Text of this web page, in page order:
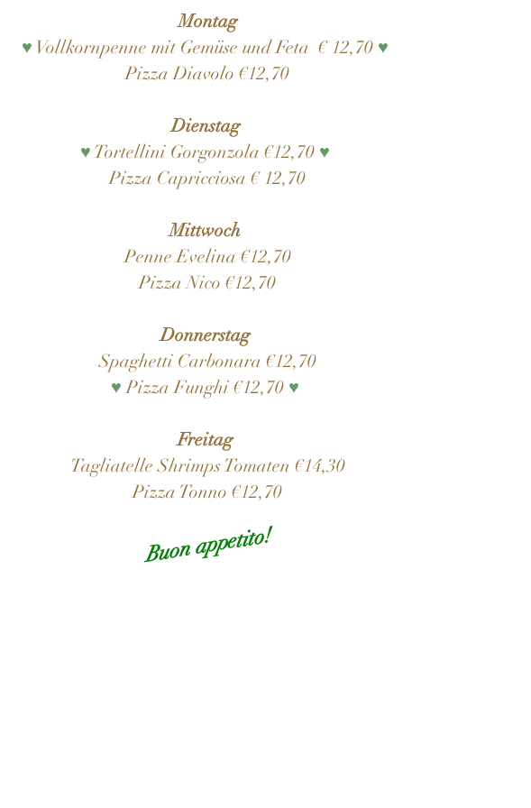
Montag
♥ Vollkornpenne mit Gemüse und Feta € 12,70 ♥
Pizza Diavolo €12,70
Dienstag
♥ Tortellini Gorgonzola €12,70 ♥
Pizza Capricciosa € 12,70
Mittwoch
Penne Evelina €12,70
Pizza Nico €12,70
Donnerstag
Spaghetti Carbonara €12,70
♥Pizza Funghi €12,70 ♥
Freitag
Tagliatelle Shrimps Tomaten €14,30
Pizza Tonno €12,70
Buon appetito!